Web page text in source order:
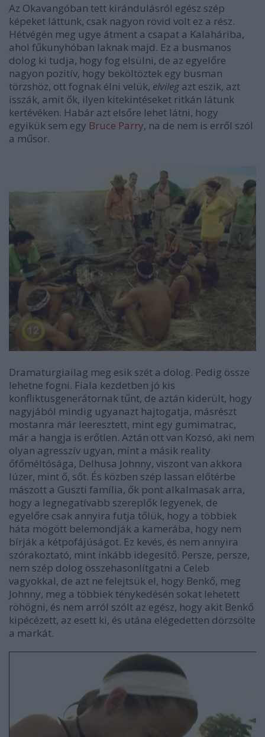
Az Okavangóban tett kirándulásról egész szép
képeket láttunk, csak nagyon rövid volt ez a rész.
Hétvégén meg ugye átment a csapat a Kalaháriba,
ahol fűkunyhóban laknak majd. Ez a busmanos
dolog ki tudja, hogy fog elsülni, de az egyelőre
nagyon pozitív, hogy beköltöztek egy busman
törzshöz, ott fognak élni velük, elvileg azt eszik, azt
isszák, amit ők, ilyen kitekintéseket ritkán látunk
kertévéken. Habár azt elsőre lehet látni, hogy
egyikük sem egy Bruce Parry, na de nem is erről szól
a műsor.
Dramaturgiailag meg esik szét a dolog. Pedig össze
lehetne fogni. Fiala kezdetben jó kis
konfliktusgenerátornak tűnt, de aztán kiderült, hogy
nagyjából mindig ugyanazt hajtogatja, másrészt
mostanra már leeresztett, mint egy gumimatrac,
már a hangja is erőtlen. Aztán ott van Kozsó, aki nem
olyan agresszív ugyan, mint a másik reality
őfőméltósága, Delhusa Johnny, viszont van akkora
lúzer, mint ő, sőt. És közben szép lassan előtérbe
mászott a Guszti família, ők pont alkalmasak arra,
hogy a legnegatívabb szereplők legyenek, de
egyelőre csak annyira futja tőlük, hogy a többiek
háta mögött belemondják a kamerába, hogy nem
bírják a kétpofájúságot. Ez kevés, és nem annyira
szórakoztató, mint inkább idegesítő. Persze, persze,
nem szép dolog összehasonlítgatni a Celeb
vagyokkal, de azt ne felejtsük el, hogy Benkő, meg
Johnny, meg a többiek ténykedésén sokat lehetett
röhögni, és nem arról szólt az egész, hogy akit Benkő
kipécézett, az esett ki, és utána elégedetten dörzsölte
a markát.